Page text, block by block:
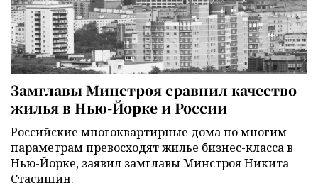
Замглавы Минстроя сравнил качество
жилья в Нью-Йорке и России
Российские многоквартирные дома по многим
параметрам превосходят жилье бизнес-класса в
Нью-Йорке, заявил замглавы Минстроя Никита
Стасишин.